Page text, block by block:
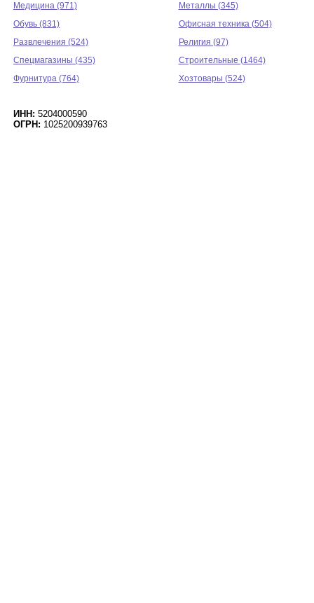
Медицина (971)
Металлы (345)
Обувь (831)
Офисная техника (504)
Развлечения (524)
Религия (97)
Спецмагазины (435)
Строительные (1464)
Фурнитура (764)
Хозтовары (524)
ИНН: 5204000590
ОГРН: 1025200939763